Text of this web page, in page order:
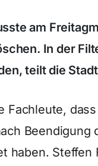
am
In der
teilt die
Fachleute,
haben. Steffen